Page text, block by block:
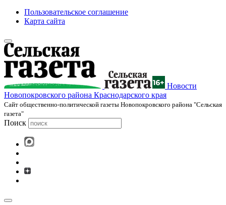
Пользовательское соглашение
Карта сайта
Новости
Новопокровского района Краснодарского края
Cайт общественно-политической газеты Новопокровского района "Сельская
газета"
Поиск